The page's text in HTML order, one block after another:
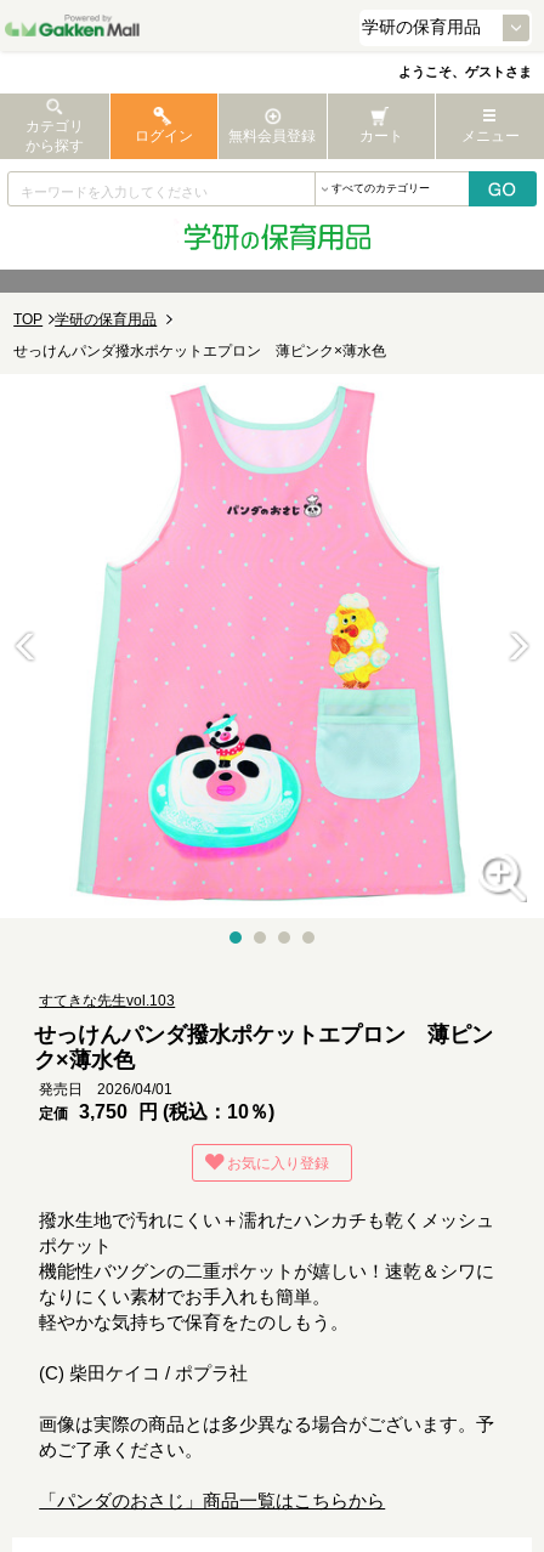
ようこそ、ゲストさま
カテゴリ
から探す
ログイン 無料会員登録 カート メニュー
TOP
学研の保育用品
せっけんパンダ撥水ポケットエプロン 薄ピンク×薄水色
すてきな先生vol.103
せっけんパンダ撥水ポケットエプロン 薄ピン
ク×薄水色
発売日 2026/04/01
定価
3,750 円 (税込：10％)
お気に入り登録
撥水生地で汚れにくい＋濡れたハンカチも乾くメッシュ
ポケット
機能性バツグンの二重ポケットが嬉しい！速乾＆シワに
なりにくい素材でお手入れも簡単。
軽やかな気持ちで保育をたのしもう。
(C) 柴田ケイコ / ポプラ社
画像は実際の商品とは多少異なる場合がございます。予
めご了承ください。
「パンダのおさじ」商品一覧はこちらから